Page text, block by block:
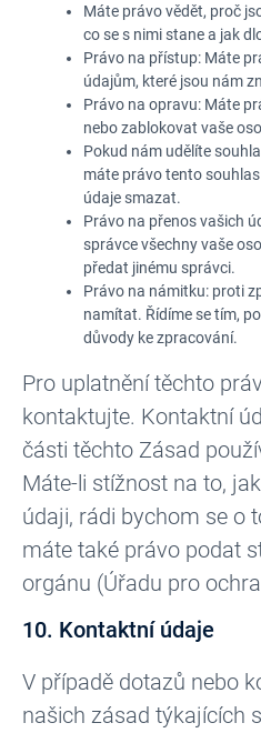
Máte právo vědět, proč
co se s nimi stane a jak
Právo na přístup: Máte
údajům, které jsou nám
Právo na opravu: Máte
nebo zablokovat vaše
Pokud nám udělíte
máte právo tento
údaje smazat.
Právo na přenos vašich
správce všechny vaše
předat jinému správci.
Právo na námitku: proti
namítat. Řídíme se tím,
důvody ke zpracování.
Pro uplatnění těchto
kontaktujte. Kontaktní
části těchto Zásad
Máte-li stížnost na to,
údaji, rádi bychom se o
máte také právo podat
orgánu (Úřadu pro
10. Kontaktní údaje
V případě dotazů nebo
našich zásad týkajících